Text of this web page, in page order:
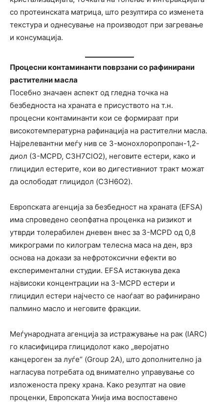
со протеинската матрица, што резултира со изменета
текстура и однесување на производот при загревање
и консумација.
Процесни контаминанти поврзани со рафинирани
растителни масла
Посебно значаен аспект од гледна точка на
безбедноста на храната е присуството на т.н.
процесни контаминанти кои се формираат при
високотемпературна рафинација на растителни масла.
Најрелевантни меѓу нив се 3-монохлоропропан-1,2-
диол (3-MCPD, C3H7ClO2), неговите естери, како и
глицидил естерите, кои во дигестивниот тракт можат
да ослободат глицидол (C3H6O2).
Европската агенција за безбедност на храната (EFSA)
има спроведено сеопфатна проценка на ризикот и
утврди толерабилен дневен внес за 3-MCPD од 0,8
микрограми по килограм телесна маса на ден, врз
основа на докази за нефротоксични ефекти во
експериментални студии. EFSA истакнува дека
највисоки концентрации на 3-MCPD естери и
глицидил естери најчесто се наоѓаат во рафинирано
палмино масло и неговите фракции.
Меѓународната агенција за истражување на рак (IARC)
го класифицира глицидолот како „веројатно
канцероген за луѓе“ (Group 2A), што дополнително ја
нагласува потребата од внимателно управување со
изложеноста преку храна. Како резултат на овие
проценки, Европската Унија има воспоставено